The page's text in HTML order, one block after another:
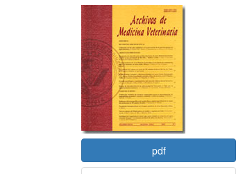
Barra
lateral
del
artículo
pdf